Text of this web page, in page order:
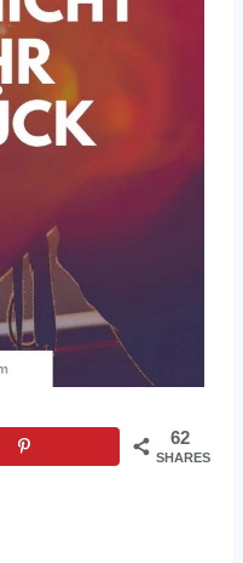
62
SHARES